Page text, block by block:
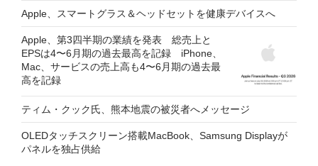
Apple、スマートグラス＆ヘッドセットを健康デバイスへ
Apple、第3四半期の業績を発表 総売上と
EPSは4〜6月期の過去最高を記録 iPhone、
Mac、サービスの売上高も4〜6月期の過去最
高を記録
ティム・クック氏、熊本地震の被災者へメッセージ
OLEDタッチスクリーン搭載MacBook、Samsung Displayが
パネルを独占供給